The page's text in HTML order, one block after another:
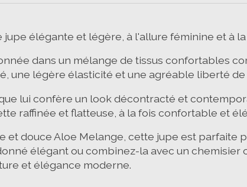
jupe élégante et légère, à l'allure féminine et à
dans un mélange de tissus confortables
une légère élasticité et une agréable liberté de
lui confère un look décontracté et
raffinée et flatteuse, à la fois confortable et
et douce Aloe Melange, cette jupe est
élégant ou combinez-la avec un
et élégance moderne.